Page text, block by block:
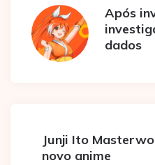
Após
dados
Junji Ito
novo anime